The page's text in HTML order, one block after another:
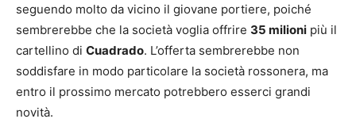
seguendo molto da vicino il giovane portiere, poiché
sembrerebbe che la società voglia offrire 35 milioni più il
cartellino di Cuadrado. L’offerta sembrerebbe non
soddisfare in modo particolare la società rossonera, ma
entro il prossimo mercato potrebbero esserci grandi
novità.